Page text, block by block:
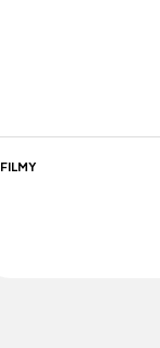
FILMY